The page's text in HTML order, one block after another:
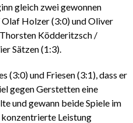
gleich zwei gewonnen
Holzer (3:0) und Oliver
Ködderitzsch /
Sätzen (1:3).
(3:0) und Friesen (3:1), dass er
gegen Gerstetten eine
und gewann beide Spiele im
Leistung